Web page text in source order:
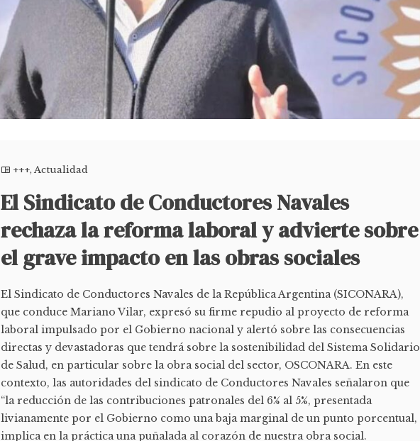
+++,Actualidad
El Sindicato de Conductores Navales
rechaza la reforma laboral y advierte sobre
el grave impacto en las obras sociales
El Sindicato de Conductores Navales de la República Argentina (SICONARA),
que conduce Mariano Vilar, expresó su firme repudio al proyecto de reforma
laboral impulsado por el Gobierno nacional y alertó sobre las consecuencias
directas y devastadoras que tendrá sobre la sostenibilidad del Sistema Solidario
de Salud, en particular sobre la obra social del sector, OSCONARA. En este
contexto, las autoridades del sindicato de Conductores Navales señalaron que
“la reducción de las contribuciones patronales del 6% al 5%, presentada
livianamente por el Gobierno como una baja marginal de un punto porcentual,
implica en la práctica una puñalada al corazón de nuestra obra social.